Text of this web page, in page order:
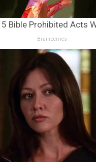
Bible Prohibited Acts
Brainberries